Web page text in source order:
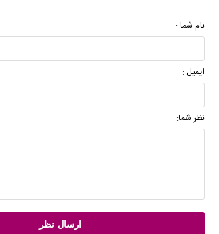
نام شما :
ایمیل :
نظر شما: